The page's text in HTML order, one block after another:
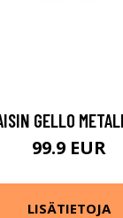
GELLO
99.9 EUR
LISÄTIETOJA